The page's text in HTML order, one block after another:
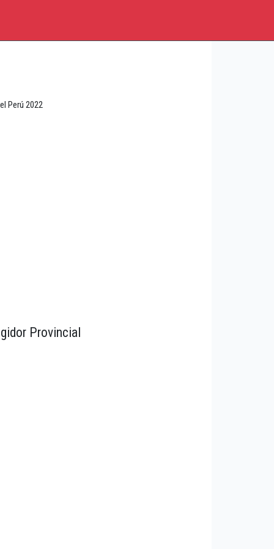
Perú 2022
Provincial